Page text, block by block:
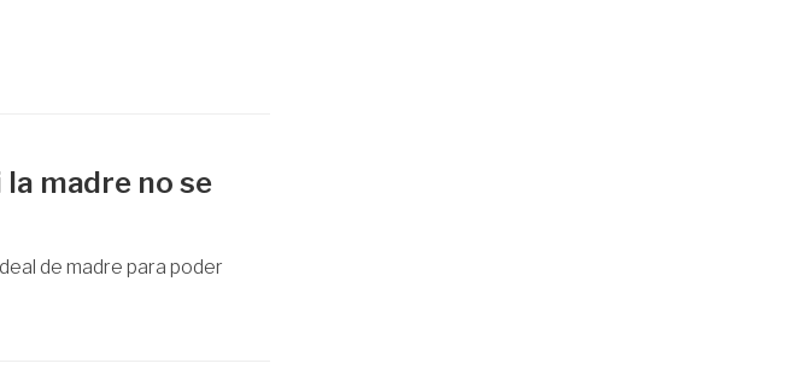
la madre no se
de madre para poder